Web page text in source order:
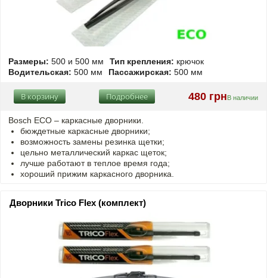
Размеры: 500 и 500 мм Тип крепления: крючок
Водительская: 500 мм Пассажирская: 500 мм
480 грнВ наличии
Подробнее
В корзину
Bosch ECO – каркасные дворники.
бюждетные каркасные дворники;
возможность замены резинка щетки;
цельно металлический каркас щеток;
лучше работают в теплое время года;
хороший прижим каркасного дворника.
Дворники Trico Flex (комплект)